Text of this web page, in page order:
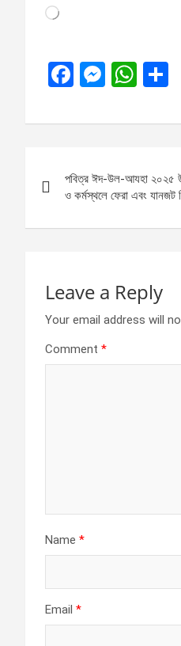
Loading…
F
ce
o
o
k
M
se
g
er
W
at
A
p
p
navigation
পবিত্র ঈদ-উল-আযহা ২০২৫
ও কর্মস্থলে ফেরা এবং যানজট
Leave a Reply
Your email address will
Comment *
Name *
Email *